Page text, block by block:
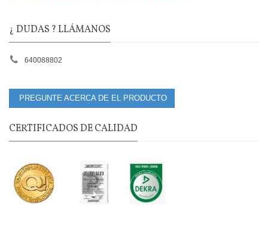
¿ DUDAS ? LLÁMANOS
640088802
PREGUNTE ACERCA DE EL PRODUCTO
CERTIFICADOS DE CALIDAD